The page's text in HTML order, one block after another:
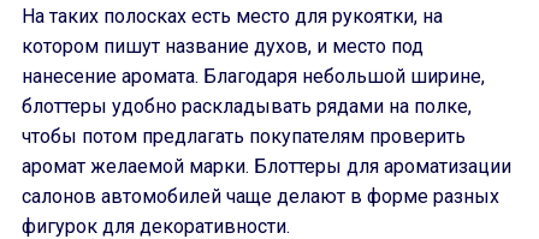
На таких полосках есть место для рукоятки, на
котором пишут название духов, и место под
нанесение аромата. Благодаря небольшой ширине,
блоттеры удобно раскладывать рядами на полке,
чтобы потом предлагать покупателям проверить
аромат желаемой марки. Блоттеры для ароматизации
салонов автомобилей чаще делают в форме разных
фигурок для декоративности.